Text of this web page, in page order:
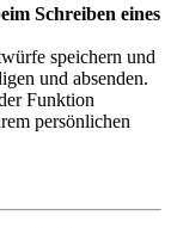
Schreiben eines
speichern und
und absenden.
Funktion
persönlichen